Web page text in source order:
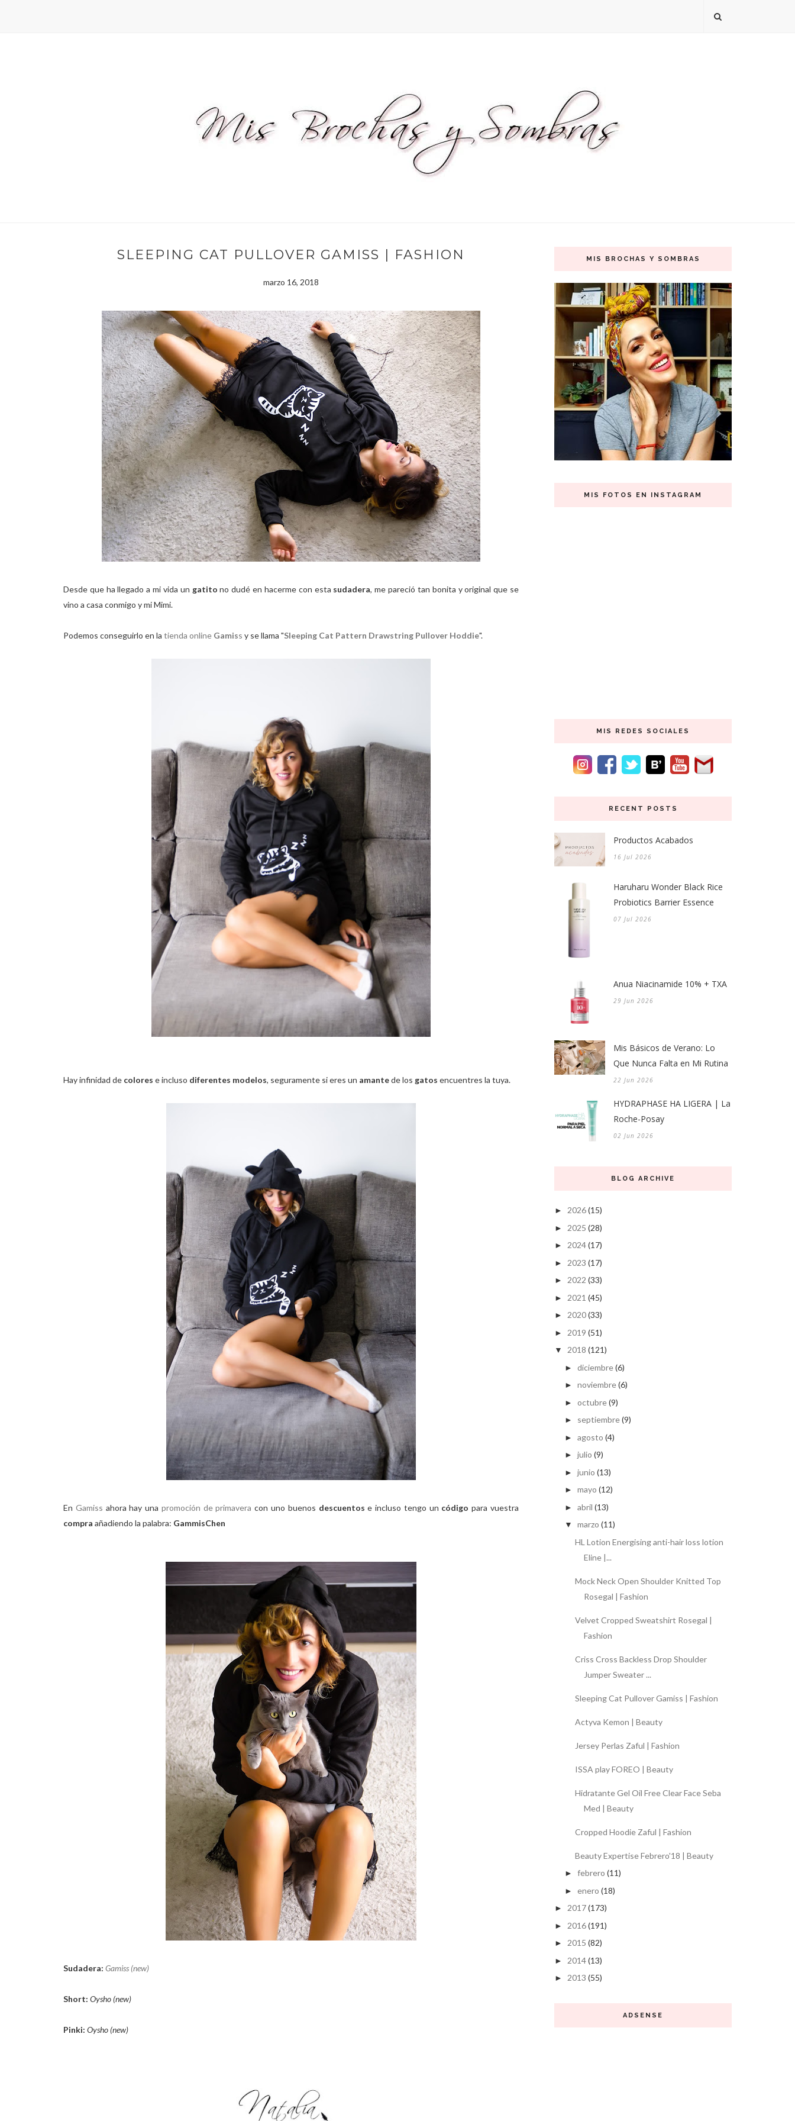
SLEEPING CAT PULLOVER GAMISS | FASHION
marzo 16, 2018
Desde que ha llegado a mi vida un gatito no dudé en hacerme con esta sudadera, me pareció tan bonita y original que se
vino a casa conmigo y mi Mimi.
Podemos conseguirlo en la tienda online Gamiss y se llama "Sleeping Cat Pattern Drawstring Pullover Hoddie".
Hay infinidad de colores e incluso diferentes modelos, seguramente si eres un amantede los gatos encuentres la tuya.
En Gamiss ahora hay una promoción de primavera con uno buenos descuentos e incluso tengo un códigopara vuestra
compra añadiendo la palabra: GammisChen
Sudadera: Gamiss (new)
Short: Oysho (new)
Pinki: Oysho (new)
MIS BROCHAS Y SOMBRAS
MIS FOTOS EN INSTAGRAM
MIS REDES SOCIALES
RECENT POSTS
Productos Acabados
16 Jul 2026
Haruharu Wonder Black Rice
Probiotics Barrier Essence
07 Jul 2026
Anua Niacinamide 10% + TXA
29 Jun 2026
Mis Básicos de Verano: Lo
Que Nunca Falta en Mi Rutina
22 Jun 2026
HYDRAPHASE HA LIGERA | La
Roche-Posay
02 Jun 2026
BLOG ARCHIVE
► 2026(15)
► 2025 (28)
► 2024(17)
► 2023 (17)
► 2022 (33)
► 2021 (45)
► 2020(33)
► 2019 (51)
▼ 2018 (121)
► diciembre(6)
► noviembre(6)
► octubre(9)
► septiembre(9)
► agosto (4)
► julio (9)
► junio (13)
► mayo (12)
► abril (13)
▼ marzo (11)
HL Lotion Energising anti-hair loss lotion
Eline |...
Mock Neck Open Shoulder Knitted Top
Rosegal | Fashion
Velvet Cropped Sweatshirt Rosegal |
Fashion
Criss Cross Backless Drop Shoulder
Jumper Sweater ...
Sleeping Cat Pullover Gamiss | Fashion
Actyva Kemon | Beauty
Jersey Perlas Zaful | Fashion
ISSA play FOREO | Beauty
Hidratante Gel Oil Free Clear Face Seba
Med | Beauty
Cropped Hoodie Zaful | Fashion
Beauty Expertise Febrero'18 | Beauty
► febrero (11)
► enero (18)
► 2017(173)
► 2016(191)
► 2015 (82)
► 2014(13)
► 2013 (55)
ADSENSE